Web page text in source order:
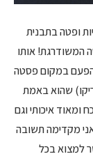
ופטה בתבנית
המשודרגת! אותו
במקום פסטה
שהוא באמת
איכותי וגם
מקדימה תשובה
למצוא בכל